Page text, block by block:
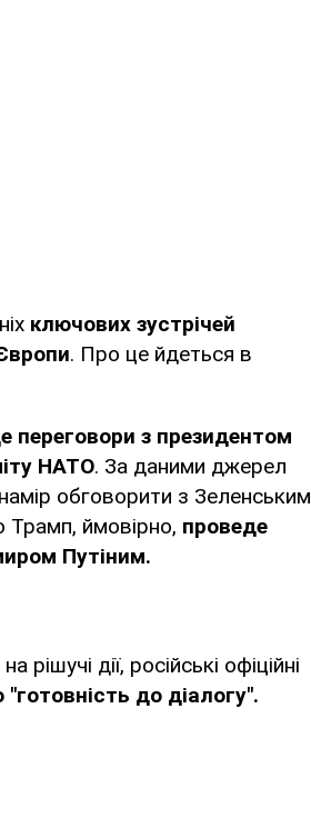
ключових зустрічей
. Про це йдеться в
переговори з президентом
НАТО. За даними джерел
обговорити з Зеленським
Трамп, ймовірно, проведе
Путіним.
дії, російські офіційні
до діалогу".